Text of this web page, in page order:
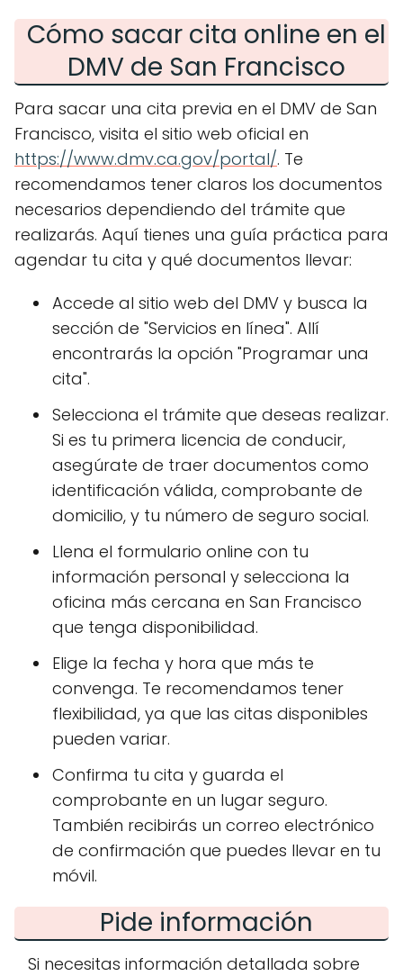
Cómo sacar cita online en el
DMV de San Francisco
Para sacar una cita previa en el DMV de San
Francisco, visita el sitio web oficial en
https://www.dmv.ca.gov/portal/. Te
recomendamos tener claros los documentos
necesarios dependiendo del trámite que
realizarás. Aquí tienes una guía práctica para
agendar tu cita y qué documentos llevar:
Accede al sitio web del DMV y busca la
sección de "Servicios en línea". Allí
encontrarás la opción "Programar una
cita".
Selecciona el trámite que deseas realizar.
Si es tu primera licencia de conducir,
asegúrate de traer documentos como
identificación válida, comprobante de
domicilio, y tu número de seguro social.
Llena el formulario online con tu
información personal y selecciona la
oficina más cercana en San Francisco
que tenga disponibilidad.
Elige la fecha y hora que más te
convenga. Te recomendamos tener
flexibilidad, ya que las citas disponibles
pueden variar.
Confirma tu cita y guarda el
comprobante en un lugar seguro.
También recibirás un correo electrónico
de confirmación que puedes llevar en tu
móvil.
Pide información
Si necesitas información detallada sobre